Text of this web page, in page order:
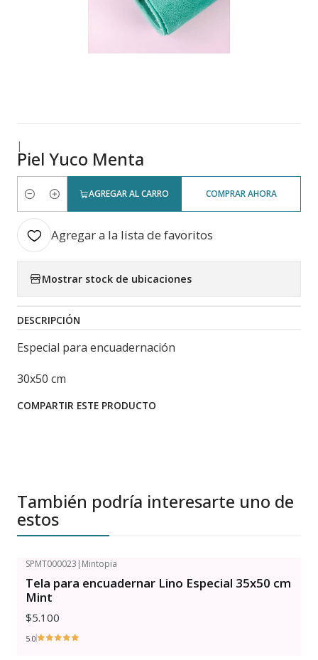
|
Piel Yuco Menta
Cantidad
AGREGAR AL CARRO COMPRAR AHORA
Agregar a la lista de favoritos
Mostrar stock de ubicaciones
DESCRIPCIÓN
Especial para encuadernación
30x50 cm
COMPARTIR ESTE PRODUCTO
También podría interesarte uno de
estos
SPMT000023 | Mintopia
Tela para encuadernar Lino Especial 35x50 cm
Mint
$5.100
5.0